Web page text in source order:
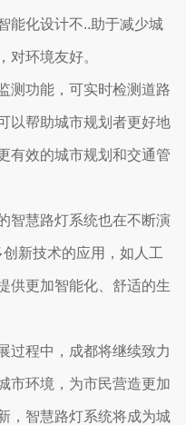
能化设计不..助于减少城
对环境友好。
测功能，可实时检测道路
以帮助城市规划者更好地
有效的城市规划和交通管
智慧路灯系统也在不断演
新技术的应用，如人工
供更加智能化、舒适的生
过程中，成都将继续致力
市环境，为市民营造更加
，智慧路灯系统将成为城